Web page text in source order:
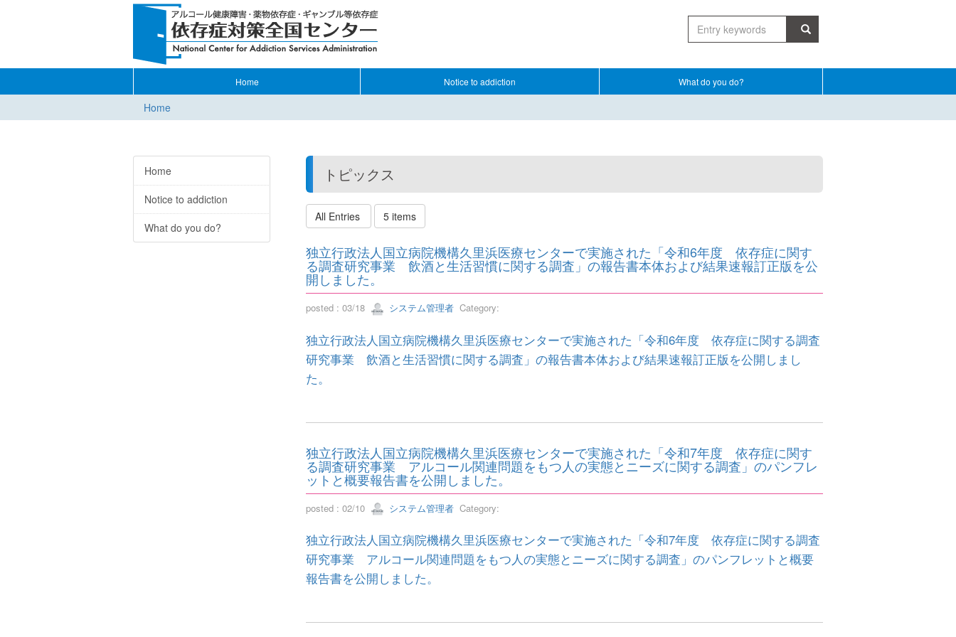
Home Notice to addiction What do you do?
Home
トピックス
All Entries 5 items
独立行政法人国立病院機構久里浜医療センターで実施された「令和6年度 依存症に関す
る調査研究事業 飲酒と生活習慣に関する調査」の報告書本体および結果速報訂正版を公
開しました。
posted : 03/18 システム管理者Category:
独立行政法人国立病院機構久里浜医療センターで実施された「令和6年度 依存症に関する調査
研究事業 飲酒と生活習慣に関する調査」の報告書本体および結果速報訂正版を公開しまし
た。
独立行政法人国立病院機構久里浜医療センターで実施された「令和7年度 依存症に関す
る調査研究事業 アルコール関連問題をもつ人の実態とニーズに関する調査」のパンフレ
ットと概要報告書を公開しました。
posted : 02/10 システム管理者Category:
独立行政法人国立病院機構久里浜医療センターで実施された「令和7年度 依存症に関する調査
研究事業 アルコール関連問題をもつ人の実態とニーズに関する調査」のパンフレットと概要
報告書を公開しました。
Home
Notice to addiction
What do you do?